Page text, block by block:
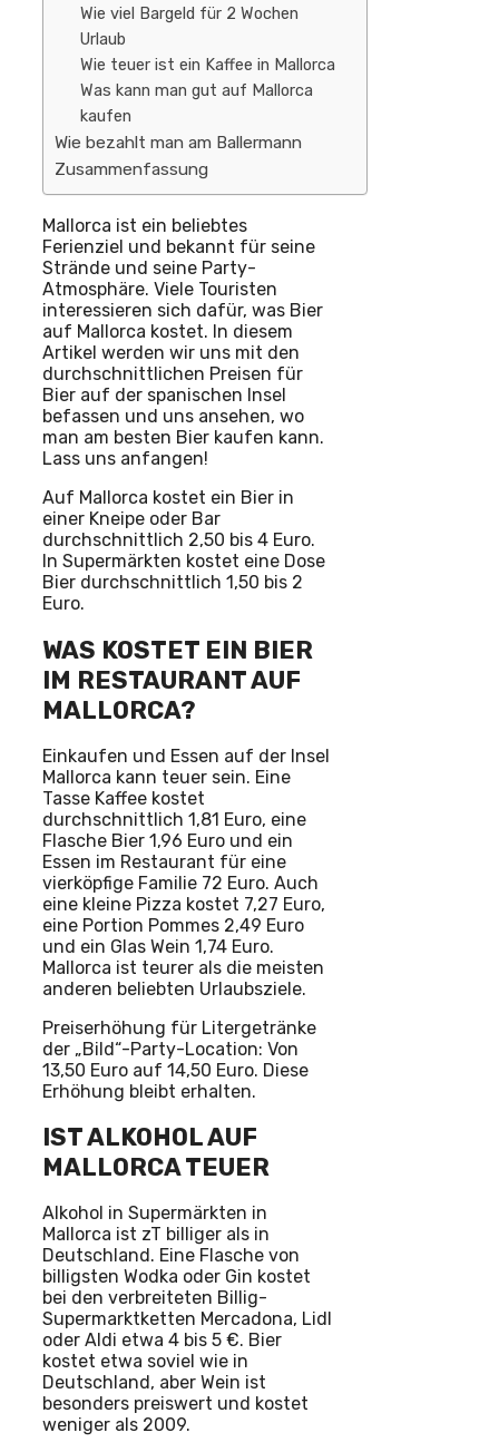
Wie viel Bargeld für 2 Wochen
Urlaub
Wie teuer ist ein Kaffee in Mallorca
Was kann man gut auf Mallorca
kaufen
Wie bezahlt man am Ballermann
Zusammenfassung
Mallorca ist ein beliebtes
Ferienziel und bekannt für seine
Strände und seine Party-
Atmosphäre. Viele Touristen
interessieren sich dafür, was Bier
auf Mallorca kostet. In diesem
Artikel werden wir uns mit den
durchschnittlichen Preisen für
Bier auf der spanischen Insel
befassen und uns ansehen, wo
man am besten Bier kaufen kann.
Lass uns anfangen!
Auf Mallorca kostet ein Bier in
einer Kneipe oder Bar
durchschnittlich 2,50 bis 4 Euro.
In Supermärkten kostet eine Dose
Bier durchschnittlich 1,50 bis 2
Euro.
WAS KOSTET EIN BIER
IM RESTAURANT AUF
MALLORCA?
Einkaufen und Essen auf der Insel
Mallorca kann teuer sein. Eine
Tasse Kaffee kostet
durchschnittlich 1,81 Euro, eine
Flasche Bier 1,96 Euro und ein
Essen im Restaurant für eine
vierköpfige Familie 72 Euro. Auch
eine kleine Pizza kostet 7,27 Euro,
eine Portion Pommes 2,49 Euro
und ein Glas Wein 1,74 Euro.
Mallorca ist teurer als die meisten
anderen beliebten Urlaubsziele.
Preiserhöhung für Litergetränke
der „Bild“-Party-Location: Von
13,50 Euro auf 14,50 Euro. Diese
Erhöhung bleibt erhalten.
IST ALKOHOL AUF
MALLORCA TEUER
Alkohol in Supermärkten in
Mallorca ist zT billiger als in
Deutschland. Eine Flasche von
billigsten Wodka oder Gin kostet
bei den verbreiteten Billig-
Supermarktketten Mercadona, Lidl
oder Aldi etwa 4 bis 5 €. Bier
kostet etwa soviel wie in
Deutschland, aber Wein ist
besonders preiswert und kostet
weniger als 2009.